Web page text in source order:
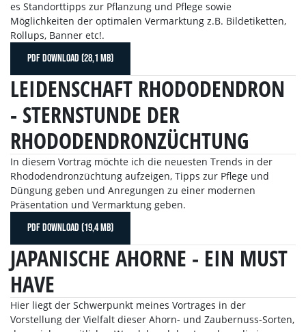
es Standorttipps zur Pflanzung und Pflege sowie
Möglichkeiten der optimalen Vermarktung z.B. Bildetiketten,
Rollups, Banner etc!.
PDF DOWNLOAD (28,1 MB)
LEIDENSCHAFT RHODODENDRON
- STERNSTUNDE DER
RHODODENDRONZÜCHTUNG
In diesem Vortrag möchte ich die neuesten Trends in der
Rhododendronzüchtung aufzeigen, Tipps zur Pflege und
Düngung geben und Anregungen zu einer modernen
Präsentation und Vermarktung geben.
PDF DOWNLOAD (19,4 MB)
JAPANISCHE AHORNE - EIN MUST
HAVE
Hier liegt der Schwerpunkt meines Vortrages in der
Vorstellung der Vielfalt dieser Ahorn- und Zaubernuss-Sorten,